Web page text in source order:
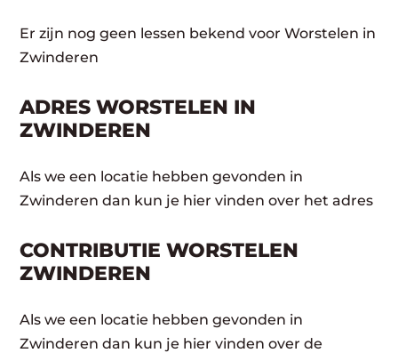
Er zijn nog geen lessen bekend voor Worstelen in
Zwinderen
ADRES WORSTELEN IN
ZWINDEREN
Als we een locatie hebben gevonden in
Zwinderen dan kun je hier vinden over het adres
CONTRIBUTIE WORSTELEN
ZWINDEREN
Als we een locatie hebben gevonden in
Zwinderen dan kun je hier vinden over de